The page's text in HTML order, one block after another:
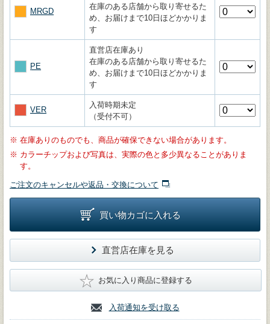
MRGD
在庫のある店舗から取り寄せるた
め、お届けまで10日ほどかかりま
す
PE
直営店在庫あり
在庫のある店舗から取り寄せるた
め、お届けまで10日ほどかかりま
す
VER
入荷時期未定
（受付不可）
※ 在庫ありのものでも、商品が確保できない場合があります。
※ カラーチップおよび写真は、実際の色と多少異なることがありま
す。
ご注文のキャンセルや返品・交換について
買い物カゴに入れる
直営店在庫を見る
★ お気に入り商品に登録する
入荷通知を受け取る